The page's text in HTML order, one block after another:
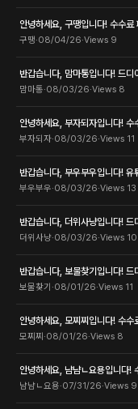
안녕하세요, 구땡입니다! 수수
구땡·08/04/26·Views 9
반갑습니다, 맘마통입니다! 드
맘마통·08/03/26·Views 8
안녕하세요, 부자되자입니다!
부자되자·08/03/26·Views 11
반갑습니다, 부우부우입니다!
부우부우·08/03/26·Views 13
반갑습니다, 더위사냥입니다!
더위사냥·08/03/26·Views 10
반갑습니다, 보물찾기입니다!
보물찾기 ·08/01/26·Views 11
안녕하세요, 모찌찌입니다! 수
모찌찌·08/01/26·Views 8
안녕하세요, 냠냠ㄴ요용입니다!
냠냠ㄴ요용·07/31/26·Views 9